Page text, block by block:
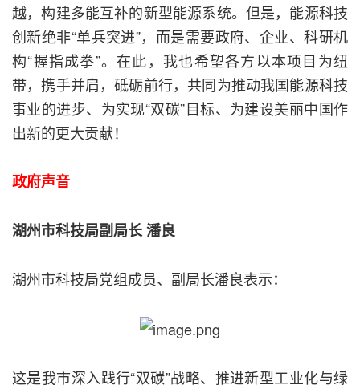
越，构建多能互补的新型能源系统。但是，能源科技
创新绝非“单兵突进”，而是需要政府、企业、科研机
构“握指成拳”。在此，我也希望各方以本项目为纽
带，携手并肩，砥砺前行，共同为推动我国能源科技
事业的进步、为实现“双碳”目标、为建设美丽中国作
出新的更大贡献！
政府声音
湖州市科技局副局长 潘良
湖州市科技局党组成员、副局长潘良表示：
这是我市深入践行“双碳”战略、推进新型工业化与绿